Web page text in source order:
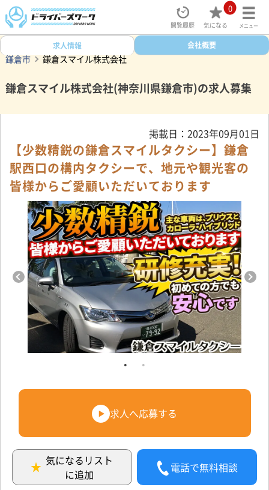
閲覧履歴
0
気になる メニュー
ドライバーズワークトップ
神奈川県
鎌倉市
鎌倉スマイル株式会社
鎌倉スマイル株式会社(神奈川県鎌倉市)の求人募集
求人情報 会社概要
掲載日：2023年09月01日
【少数精鋭の鎌倉スマイルタクシー】鎌倉
駅西口の構内タクシーで、地元や観光客の
皆様からご愛顧いただいております
求人へ応募する
気になるリスト
に追加
電話で無料相談